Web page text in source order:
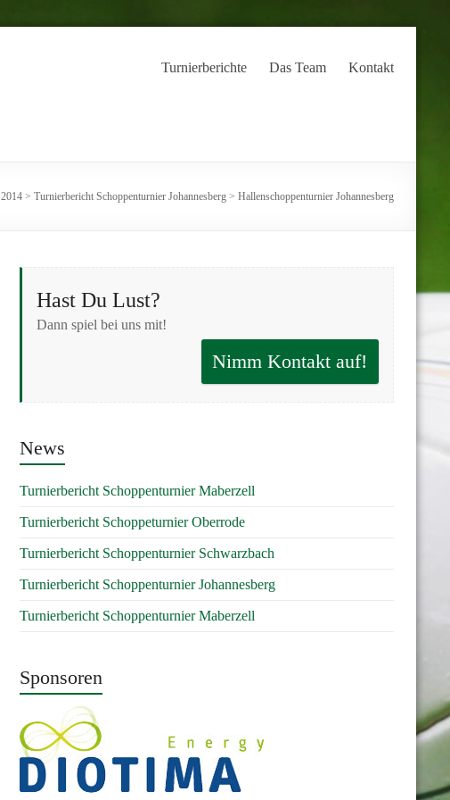
Turnierberichte Das Team Kontakt
2014 > Turnierbericht Schoppenturnier Johannesberg > Hallenschoppenturnier Johannesberg
Hast Du Lust?
Dann spiel bei uns mit!
Nimm Kontakt auf!
News
Turnierbericht Schoppenturnier Maberzell
Turnierbericht Schoppeturnier Oberrode
Turnierbericht Schoppenturnier Schwarzbach
Turnierbericht Schoppenturnier Johannesberg
Turnierbericht Schoppenturnier Maberzell
Sponsoren